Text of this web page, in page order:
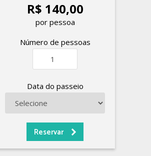
R$ 140,00
por pessoa
Número de pessoas
Data do passeio